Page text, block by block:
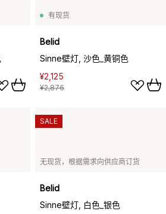
有现货
Belid
Sinne壁灯, 沙色_黄铜色
¥2,125
¥2,876
无现货，根据需求向供应商订货
Belid
Sinne壁灯, 白色_银色
SALE